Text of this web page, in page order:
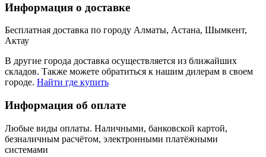
Информация о доставке
Бесплатная доставка по городу Алматы, Астана, Шымкент,
Актау
В другие города доставка осуществляется из ближайших
складов. Также можете обратиться к нашим дилерам в своем
городе. Найти где купить
Информация об оплате
Любые виды оплаты. Наличными, банковской картой,
безналичным расчётом, электронными платёжными
системами